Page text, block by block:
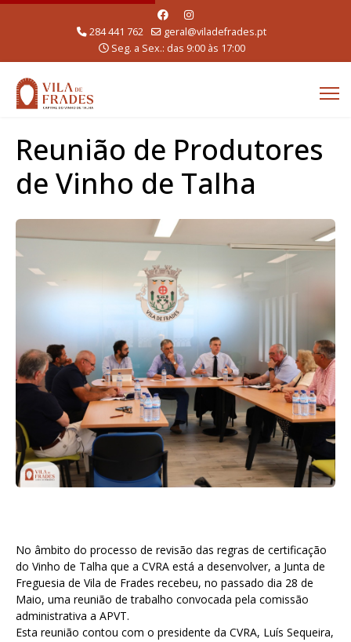
284 441 762
geral@viladefrades.pt
Seg. a Sex.: das 9:00 às 17:00
Reunião de Produtores
de Vinho de Talha
No âmbito do processo de revisão das regras de certificação
do Vinho de Talha que a CVRA está a desenvolver, a Junta de
Freguesia de Vila de Frades recebeu, no passado dia 28 de
Maio, uma reunião de trabalho convocada pela comissão
administrativa a APVT.
Esta reunião contou com o presidente da CVRA, Luís Sequeira,